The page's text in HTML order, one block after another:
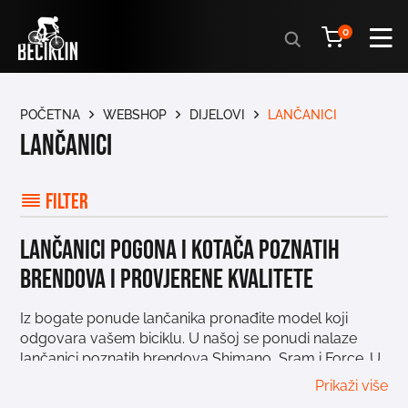
Products
search
0
POČETNA WEBSHOP DIJELOVI LANČANICI
Filter
Lančanici
Lančanici pogona i kotača poznatih
brendova i provjerene kvalitete
Iz bogate ponude lančanika pronađite model koji
odgovara vašem biciklu. U našoj se ponudi nalaze
lančanici poznatih brendova Shimano, Sram i Force. U
ovoj ćete kategoriji pronaći zadnje lančanike iPrikaži više